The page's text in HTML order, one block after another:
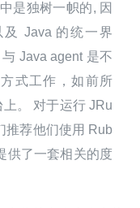
是独树一帜的, 因
Java 的统一界
Java agent 是不
式工作，如前所
。 对于运行 JRu
推荐他们使用 Rub
供了一套相关的度